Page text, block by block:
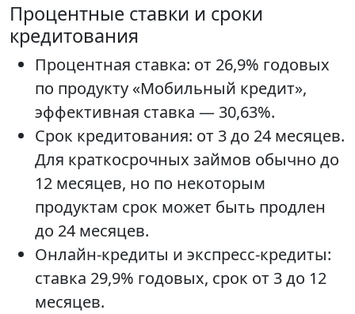
Процентные ставки и сроки
кредитования
Процентная ставка: от 26,9% годовых
по продукту «Мобильный кредит»,
эффективная ставка — 30,63%.
Срок кредитования: от 3 до 24 месяцев.
Для краткосрочных займов обычно до
12 месяцев, но по некоторым
продуктам срок может быть продлен
до 24 месяцев.
Онлайн-кредиты и экспресс-кредиты:
ставка 29,9% годовых, срок от 3 до 12
месяцев.